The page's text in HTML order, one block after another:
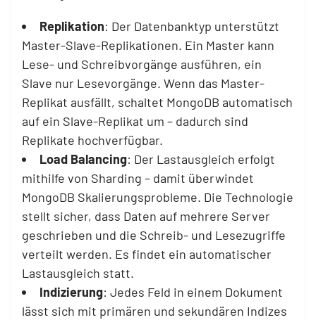
Replikation: Der Datenbanktyp unterstützt
Master-Slave-Replikationen. Ein Master kann
Lese- und Schreibvorgänge ausführen, ein
Slave nur Lesevorgänge. Wenn das Master-
Replikat ausfällt, schaltet MongoDB automatisch
auf ein Slave-Replikat um – dadurch sind
Replikate hochverfügbar.
Load Balancing: Der Lastausgleich erfolgt
mithilfe von Sharding – damit überwindet
MongoDB Skalierungsprobleme. Die Technologie
stellt sicher, dass Daten auf mehrere Server
geschrieben und die Schreib- und Lesezugriffe
verteilt werden. Es findet ein automatischer
Lastausgleich statt.
Indizierung: Jedes Feld in einem Dokument
lässt sich mit primären und sekundären Indizes